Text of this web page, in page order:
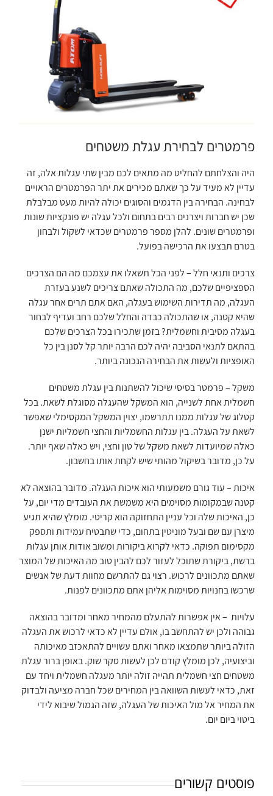
פרמטרים לבחירת עגלת משטחים
היה והצלחתם להחליט מה מתאים לכם מבין שתי עגלות אלה, זה
עדיין לא מעיד על כך שאתם מכירים את יתר הפרמטרים הראויים
לבחינה. הבחירה בין הדגמים והסוגים יכולה להיות מעט מבלבלת
שכן יש חברות ויצרנים רבים בתחום ולכל עגלה יש פונקציות שונות
ופרמטרים שונים. להלן מספר פרמטרים שכדאי לשקול ולבחון
בטרם תבצעו את הרכישה בפועל.
צרכים ותנאי חלל – לפני הכל תשאלו את עצמכם מה הם הצרכים
הספציפיים שלכם, מה התכולה שאתם צריכים לשנע בעזרת
העגלה, מה תדירות השימוש בעגלה, האם אתם תרים אחר עגלה
שהיא קטנה, או שהתכולה כבדה והחלל שלכם רחב ועדיף לבחור
בעגלה מסיבית וחשמלית? בזמן שתכירו בכל הצרכים שלכם
בהתאם לתנאי הסביבה יהיה לכם הרבה יותר קל לסנן בין כל
האופציות ולעשות את הבחירה הנכונה ביותר.
משקל – פרמטר בסיסי שיכול להשתנות בין עגלת משטחים
חשמלית אחת לשנייה, הוא המשקל שהעגלה מסוגלת לשאת. בכל
קטלוג של עגלות ממנו תתרשמו, יצוין המשקל המקסימלי שאפשר
לשאת על העגלה. בין עגלות החשמליות והחצי חשמליות ישנן
כאלה שמיועדות לשאת משקל של טון וחצי, ויש כאלה שאף יותר.
על כן, מדובר בשיקול מהותי שיש לקחת אותו בחשבון.
איכות – עוד גורם משמעותי הוא איכות העגלה. מדובר בהוצאה לא
קטנה שבמקומות מסוימים היא משמשת את העובדים מדי יום, על
כן, האיכות שלה וכל עניין התחזוקה הוא קריטי. מומלץ שהיא תגיע
מיצרן עם שם ובעל מוניטין בתחום, כדי שתבטיח עמידות ותספק
מקסימום תפוקה. כדאי לקרוא ביקורות ומשוב אודות אותן עגלות
ברשת, ביקורת שתוכל לעזור לכם להבין טוב מה האיכות של המוצר
שאתם מתכוונים לרכוש. רצוי גם להתרשם מחוות דעת של אנשים
שרכשו בחנויות מסוימות אליהן אתם מתכוונים לפנות.
עלויות – אין אפשרות להתעלם מהמחיר מאחר ומדובר בהוצאה
גבוהה ולכן יש להתחשב בו, אולם עדיין לא כדאי לרכוש את העגלה
הזולה ביותר שתמצאו מאחר ואתם עשויים להתאכזב מאיכותה
וביצועיה, לכן מומלץ קודם לכן לעשות סקר שוק. באופן ברור עגלת
משטחים חצי חשמלית תהייה זולה יותר מעגלה חשמלית ויחד עם
זאת, כדאי לעשות השוואה בין המחירים שכל חברה מציעה ולבדוק
את המחיר אל מול האיכות של העגלה, שזה הגמול שיבוא לידי
ביטוי ביום יום.
פוסטים קשורים